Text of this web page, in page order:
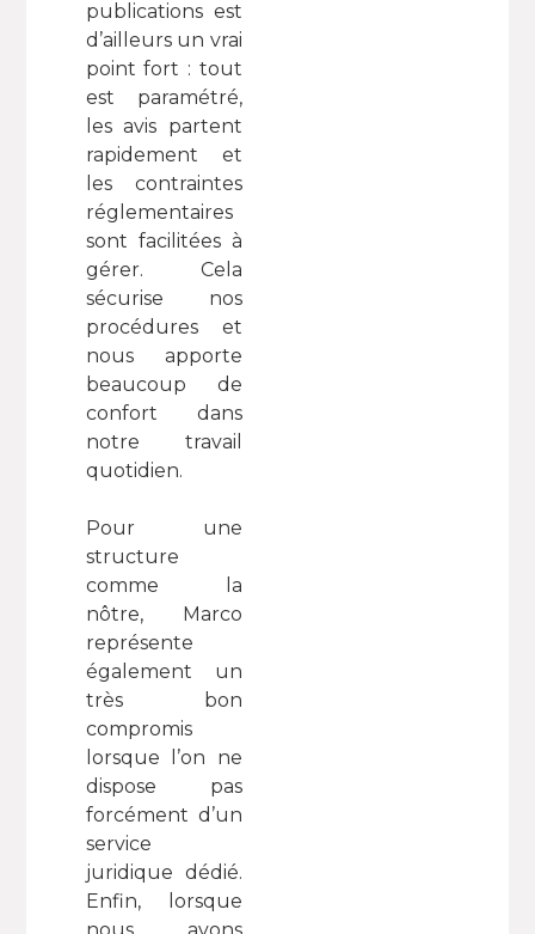
publications est
d’ailleurs un vrai
point fort : tout
est paramétré,
les avis partent
rapidement et
les contraintes
réglementaires
sont facilitées à
gérer. Cela
sécurise nos
procédures et
nous apporte
beaucoup de
confort dans
notre travail
quotidien.
Pour une
structure
comme la
nôtre, Marco
représente
également un
très bon
compromis
lorsque l’on ne
dispose pas
forcément d’un
service
juridique dédié.
Enfin, lorsque